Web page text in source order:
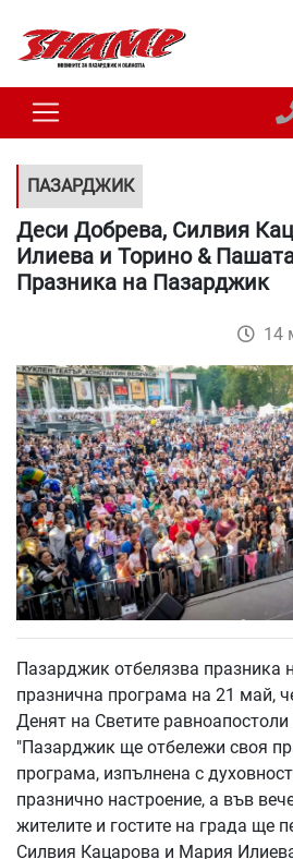
ПАЗАРДЖИК
Деси Добрева, Силвия
Илиева и Торино &
Празника на Пазарджик
14
Пазарджик отбелязва празника
празнична програма на 21 май,
Денят на Светите
"Пазарджик ще отбележи своя
програма, изпълнена с
празнично настроение, а във
жителите и гостите на града ще
Силвия Кацарова и Мария